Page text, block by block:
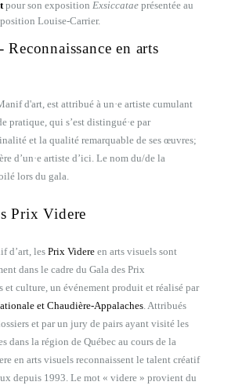
pour son exposition Exsiccatae présentée au
Louise-Carrier.
en arts
d'art, est attribué à un·e artiste cumulant
pratique, qui s’est distingué·e par
et la qualité remarquable de ses œuvres;
d’un·e artiste d’ici. Le nom du/de la
lors du gala.
Prix Videre
d’art, les Prix Videre en arts visuels sont
dans le cadre du Gala des Prix
et culture, un événement produit et réalisé par
et Chaudière-Appalaches. Attribués
et par un jury de pairs ayant visité les
dans la région de Québec au cours de la
en arts visuels reconnaissent le talent créatif
depuis 1993. Le mot « videre » provient du